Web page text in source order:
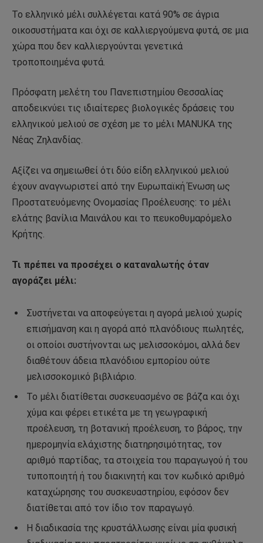
Το ελληνικό μέλι συλλέγεται κατά 90% σε άγρια
οικοσυστήματα και όχι σε καλλιεργούμενα φυτά, σε μια
χώρα που δεν καλλιεργούνται γενετικά
τροποποιημένα φυτά.
Πρόσφατη μελέτη του Πανεπιστημίου Θεσσαλίας
αποδεικνύει τις ιδιαίτερες βιολογικές δράσεις του
ελληνικού μελιού σε σχέση με το μέλι MANUKA της
Νέας Ζηλανδίας.
Αξίζει να σημειωθεί ότι δύο είδη ελληνικού μελιού
έχουν αναγνωριστεί από την Ευρωπαϊκή Ένωση ως
Προστατευόμενης Ονομασίας Προέλευσης: το μέλι
ελάτης βανίλια Μαινάλου και το πευκοθυμαρόμελο
Κρήτης.
Τι πρέπει να προσέχει ο καταναλωτής όταν
αγοράζει μέλι:
Συστήνεται να αποφεύγεται η αγορά μελιού χωρίς
επισήμανση και η αγορά από πλανόδιους πωλητές,
οι οποίοι συστήνονται ως μελισσοκόμοι, αλλά δεν
διαθέτουν άδεια πλανόδιου εμπορίου ούτε
μελισσοκομικό βιβλιάριο.
Το μέλι διατίθεται συσκευασμένο σε βάζα και όχι
χύμα και φέρει ετικέτα με τη γεωγραφική
προέλευση, τη βοτανική προέλευση, το βάρος, την
ημερομηνία ελάχιστης διατηρησιμότητας, τον
αριθμό παρτίδας, τα στοιχεία του παραγωγού ή του
τυποποιητή ή του διακινητή και τον κωδικό αριθμό
καταχώρησης του συσκευαστηρίου, εφόσον δεν
διατίθεται από τον ίδιο τον παραγωγό.
Η διαδικασία της κρυστάλλωσης είναι μία φυσική